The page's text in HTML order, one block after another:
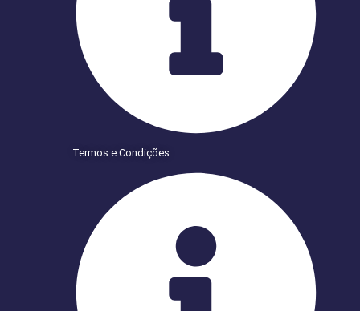
Termos e Condições